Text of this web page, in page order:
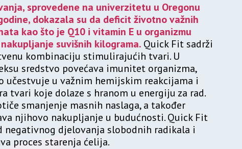
sprovedene na univerzitetu u Oregonu
dokazala su da deficit životno važnih
kao što je Q10 i vitamin E u organizmu
suvišnih kilograma. Quick Fit sadrži
kombinaciju stimulirajućih tvari. U
sredstvo povećava imunitet organizma,
učestvuje u važnim hemijskim reakcijama i
tvari koje dolaze s hranom u energiju za rad.
smanjenje masnih naslaga, a također
njihovo nakupljanje u budućnosti. Quick Fit
negativnog djelovanja slobodnih radikala i
proces starenja ćelija.